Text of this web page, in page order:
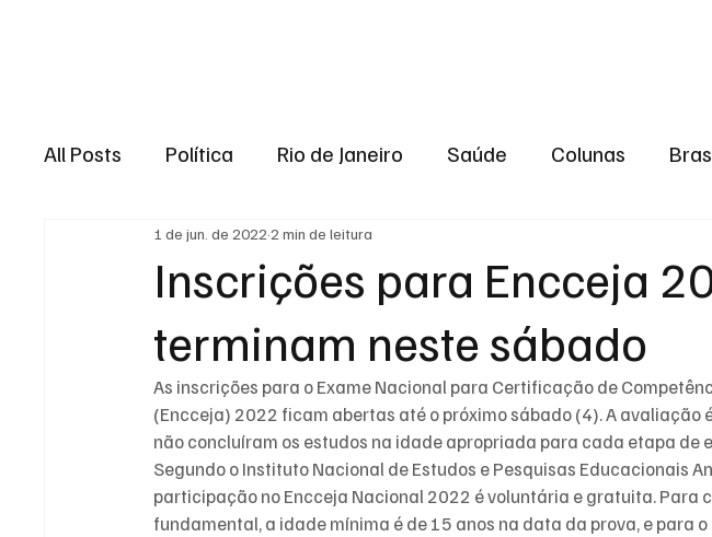
All Posts Política Rio de Janeiro Saúde Colunas
Região dos lagos Baixada Fluminense
Esporte Niterói Zona Oeste Região serrana
Entretenimento Serviço Eleições 2024 Norte
Inscrições para Encceja
terminam neste sábado
1 de jun. de 2022 2 min de leitura
As inscrições para o Exame Nacional para Certificação de
(Encceja) 2022 ficam abertas até o próximo sábado (4). A
não concluíram os estudos na idade apropriada para cada etapa de
Segundo o Instituto Nacional de Estudos e Pesquisas Educacionais
participação no Encceja Nacional 2022 é voluntária e gratuita. Para
fundamental, a idade mínima é de 15 anos na data da prova, e para o